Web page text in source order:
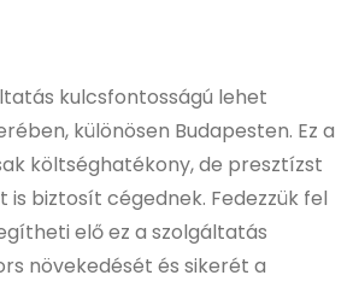
kulcsfontosságú lehet
különösen Budapesten. Ez a
költséghatékony, de presztízst
is biztosít cégednek. Fedezzük fel
elő ez a szolgáltatás
növekedését és sikerét a